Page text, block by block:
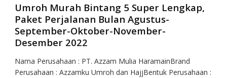
Umroh Murah Bintang 5 Super Lengkap,
Paket Perjalanan Bulan Agustus-
September-Oktober-November-
Desember 2022
Nama Perusahaan : PT. Azzam Mulia HaramainBrand
Perusahaan : Azzamku Umroh dan HajjBentuk Perusahaan :